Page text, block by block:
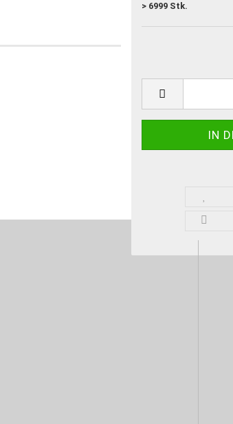
> 6999 Stk.